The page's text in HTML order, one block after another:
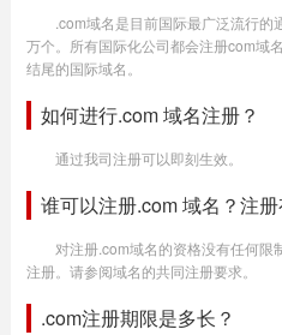
.com域名是目前国际最广泛流行
万个。所有国际化公司都会注册com域
结尾的国际域名。
如何进行.com 域名注册？
通过我司注册可以即刻生效。
谁可以注册.com 域名？注
对注册.com域名的资格没有任何
注册。请参阅域名的共同注册要求。
.com注册期限是多长？